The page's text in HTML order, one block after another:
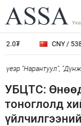
CNY /
"Нарантуул",
УБЦТС:
тоноглолд